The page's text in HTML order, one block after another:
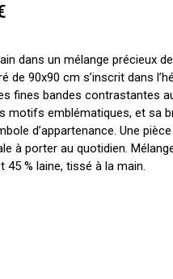
dans un mélange précieux
de 90x90 cm s’inscrit dans
fines bandes contrastantes
motifs emblématiques, et sa
d’appartenance. Une
à porter au quotidien.
45 % laine, tissé à la main.